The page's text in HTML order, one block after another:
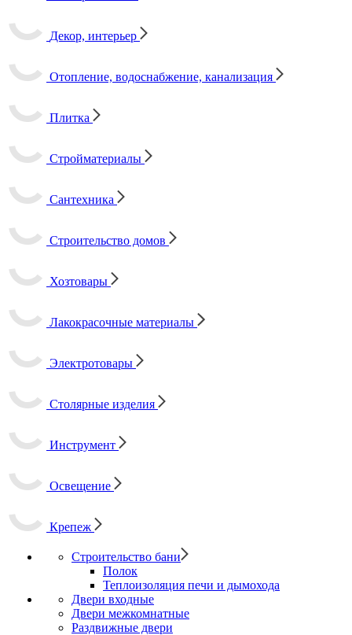
Декор, интерьер
Отопление, водоснабжение, канализация
Плитка
Стройматериалы
Сантехника
Строительство домов
Хозтовары
Лакокрасочные материалы
Электротовары
Столярные изделия
Инструмент
Освещение
Крепеж
Строительство бани
Полок
Теплоизоляция печи и дымохода
Двери входные
Двери межкомнатные
Раздвижные двери